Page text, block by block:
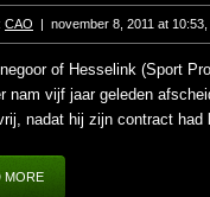
CAO | november 8, 2011 at 10:53
of Hesselink (Sport
nam vijf jaar geleden
nadat hij zijn contract had
MORE